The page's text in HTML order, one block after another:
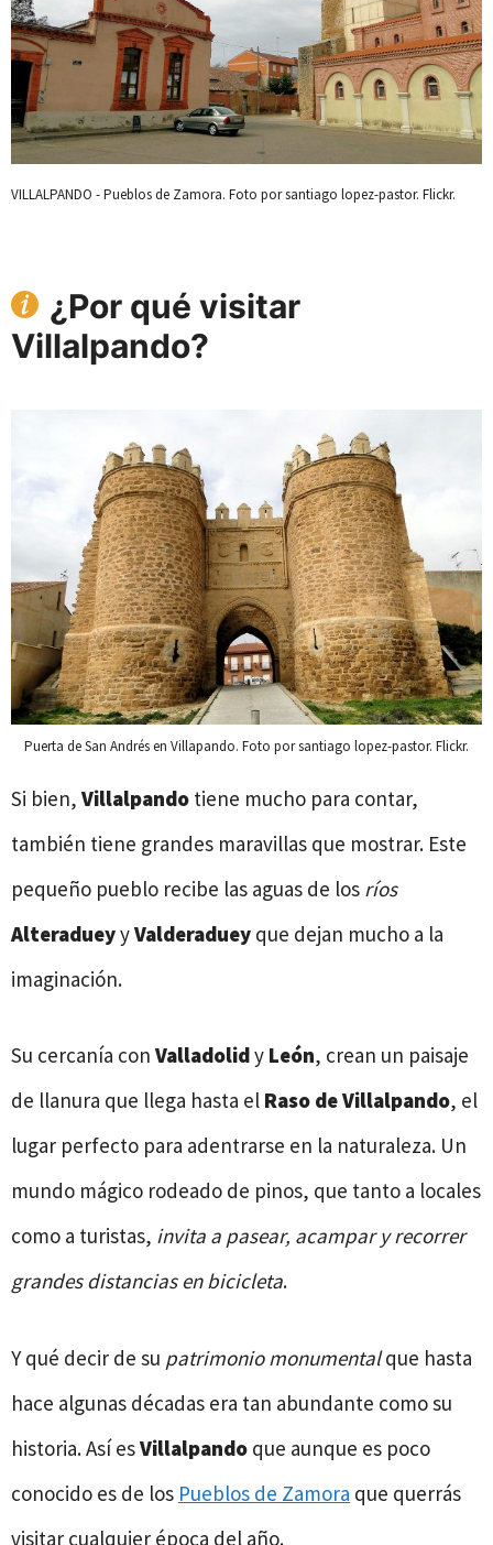
VILLALPANDO - Pueblos de Zamora. Foto por santiago lopez-pastor. Flickr.
¿Por qué visitar
Villalpando?
Puerta de San Andrés en Villapando. Foto por santiago lopez-pastor. Flickr.
Si bien, Villalpando tiene mucho para contar,
también tiene grandes maravillas que mostrar. Este
pequeño pueblo recibe las aguas de los ríos
AlteradueyyValderaduey que dejan mucho a la
imaginación.
Su cercanía con Valladolidy León, crean un paisaje
de llanura que llega hasta el Raso de Villalpando, el
lugar perfecto para adentrarse en la naturaleza. Un
mundo mágico rodeado de pinos, que tanto a locales
como a turistas, invita a pasear, acampar y recorrer
grandes distancias en bicicleta.
Y qué decir de su patrimonio monumentalque hasta
hace algunas décadas era tan abundante como su
historia. Así esVillalpando que aunque es poco
conocido es de los Pueblos de Zamora que querrás
visitar cualquier época del año.